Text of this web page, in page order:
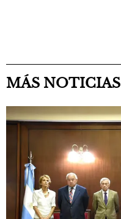
MÁS NOTICIAS